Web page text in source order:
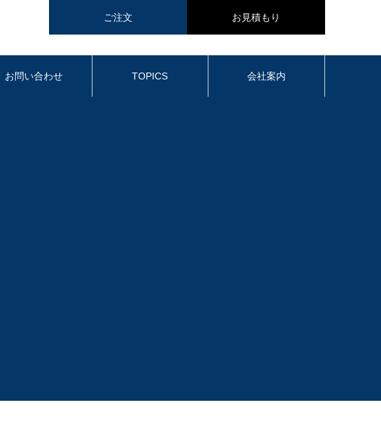
ご注文 お見積もり
お問い合わせ TOPICS 会社案内